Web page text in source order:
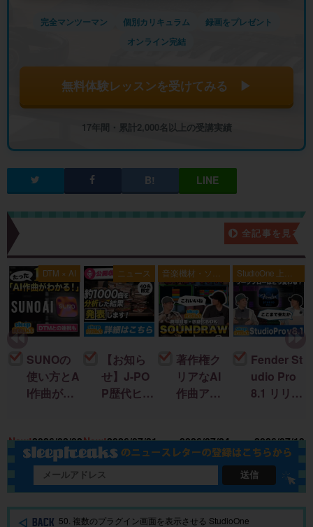
完全マンツーマン 個別カリキュラム
録画をプレゼント
オンライン完結
無料体験レッスンを受けてみる ▶
17年間・累計2,000名以上の受講実績
新着記事一覧 全記事を見る
DTM × AI
SUNOの
使い方とA
I作曲がわ
に生成AI
を取り入
れる基本
ガイド
New!2026/08/02
ニュース
【お知ら
せ】J-PO
P歴代ヒッ
析”する公
開収録イ
ベント開
催
New!2026/07/31
音楽機材・ソフ
ト
著作権ク
リアなAI
作曲アプ
Grid」｜M
ac・iOSで
単に作
成！
2026/07/24
StudioOne 上級
者編
Fender St
udio Pro
8.1 リリー
点まとめ
2026/07/19
送信
50. 複数のプラグイン画面を表示させる StudioOne